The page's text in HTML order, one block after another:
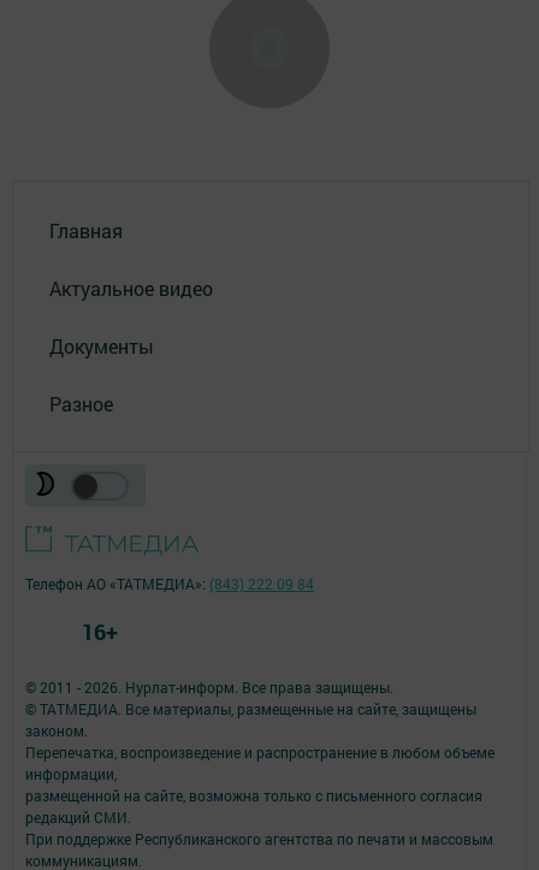
Главная
Актуальное видео
Документы
Разное
© 2011 - 2026. Нурлат-⁠информ. Все права защищены.
© ТАТМЕДИА. Все материалы, размещенные на сайте, защищены
законом.
Перепечатка, воспроизведение и распространение в любом объеме
информации,
размещенной на сайте, возможна только с письменного согласия
редакций СМИ.
При поддержке Республиканского агентства по печати и массовым
коммуникациям.
Телефон АО «ТАТМЕДИА»: (843) 222 09 84
16+